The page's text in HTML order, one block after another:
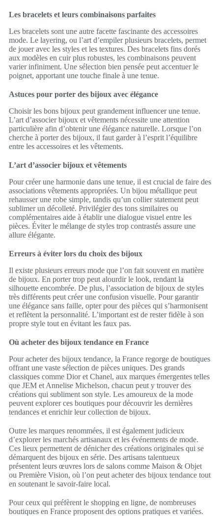
Les bracelets et leurs combinaisons parfaites
Les bracelets sont une autre facette fascinante des accessoires
mode. Le layering, ou l’art d’empiler plusieurs bracelets, permet
de jouer avec les styles et les textures. Des bracelets fins dorés
aux modèles en cuir plus robustes, les combinaisons peuvent
varier infiniment. Une sélection bien pensée peut accentuer le
poignet, apportant une touche finale à une tenue.
Astuces pour porter des bijoux avec élégance
Choisir les bons bijoux peut grandement influencer une tenue.
L’art d’associer bijoux et vêtements nécessite une attention
particulière afin d’obtenir une élégance naturelle. Lorsque l’on
cherche à porter des bijoux, il faut garder à l’esprit l’équilibre
entre les accessoires et les vêtements.
L’art d’associer bijoux et vêtements
Pour créer une harmonie dans une tenue, il est crucial de faire des
associations vêtements appropriées. Un bijou métallique peut
rehausser une robe simple, tandis qu’un collier statement peut
sublimer un décolleté. Privilégier des tons similaires ou
complémentaires aide à établir une dialogue visuel entre les
pièces. Éviter le mélange de styles trop contrastés assure une
allure élégante.
Erreurs à éviter lors du choix des bijoux
Il existe plusieurs erreurs mode que l’on fait souvent en matière
de bijoux. En porter trop peut alourdir le look, rendant la
silhouette encombrée. De plus, l’association de bijoux de styles
très différents peut créer une confusion visuelle. Pour garantir
une élégance sans faille, opter pour des pièces qui s’harmonisent
et reflètent la personnalité. L’important est de rester fidèle à son
propre style tout en évitant les faux pas.
Où acheter des bijoux tendance en France
Pour acheter des bijoux tendance, la France regorge de boutiques
offrant une vaste sélection de pièces uniques. Des grands
classiques comme Dior et Chanel, aux marques émergentes telles
que JEM et Annelise Michelson, chacun peut y trouver des
créations qui subliment son style. Les amoureux de la mode
peuvent explorer ces boutiques pour découvrir les dernières
tendances et enrichir leur collection de bijoux.
Outre les marques renommées, il est également judicieux
d’explorer les marchés artisanaux et les événements de mode.
Ces lieux permettent de dénicher des créations originales qui se
démarquent des bijoux en série. Des artisans talentueux
présentent leurs œuvres lors de salons comme Maison & Objet
ou Première Vision, où l’on peut acheter des bijoux tendance tout
en soutenant le savoir-faire local.
Pour ceux qui préfèrent le shopping en ligne, de nombreuses
boutiques en France proposent des options pratiques et variées.